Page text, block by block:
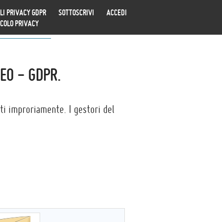
PRIVACY GDPR
PRIVACY
SOTTOSCRIVI ACCEDI
- GDPR.
improriamente. I gestori del